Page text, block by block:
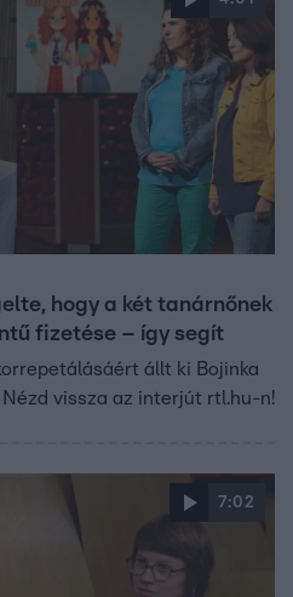
hogy a két tanárnőnek
fizetése – így segít
állt ki Bojinka
vissza az interjút rtl.hu-n!
7:02